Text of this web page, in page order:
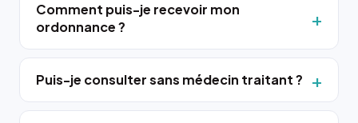
Comment puis-je recevoir mon
ordonnance ?
Puis-je consulter sans médecin traitant ?